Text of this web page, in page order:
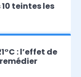
teintes les
: l’effet de